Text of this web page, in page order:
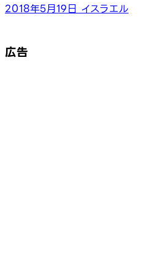
2018年5月19日 イスラエル
広告